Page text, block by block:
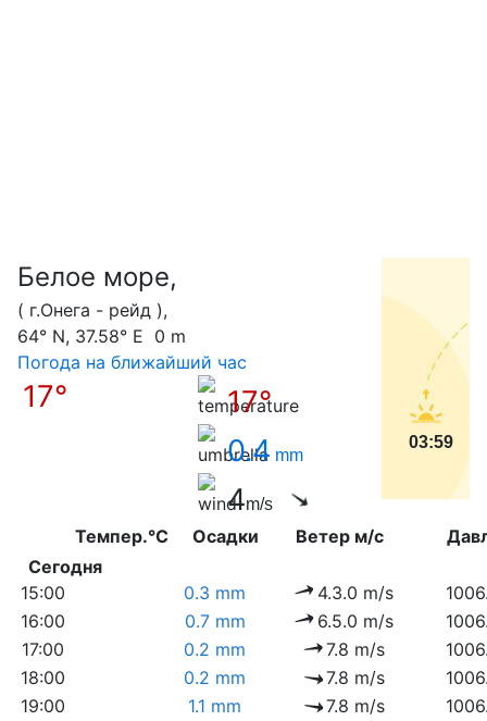
Белое море,
( г.Онега - рейд ),
64° N, 37.58° E 0 m
Погода на ближайший час
17°
17°
0.4 mm
4m/s
03:59
Темпер.°C Осадки Ветер м/с
Сегодня
15:00
0.3 mm 4.3.0 m/s
16:00
0.7 mm 6.5.0 m/s
17:00
0.2 mm 7.8 m/s
18:00
0.2 mm 7.8 m/s
19:00
1.1 mm 7.8 m/s